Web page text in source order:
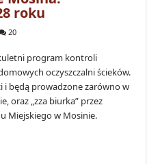
roku
20
program kontroli
oczyszczalni ścieków.
i będą prowadzone zarówno w
oraz „zza biurka” przez
Miejskiego w Mosinie.